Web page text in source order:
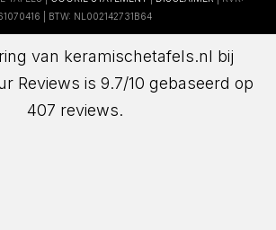
| BTW: NL002142731B64
van keramischetafels.nl bij
Reviews is 9.7/10 gebaseerd op
407 reviews.